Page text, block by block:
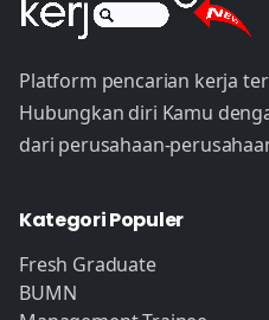
Platform pencarian kerja
Hubungkan diri Kamu
dari perusahaan-
Kategori Populer
Fresh Graduate
BUMN